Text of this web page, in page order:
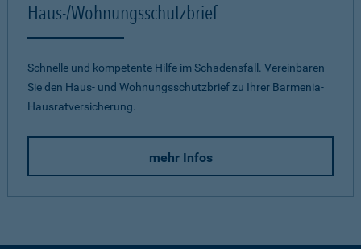
Haus-/Wohnungsschutzbrief
Schnelle und kompetente Hilfe im Schadensfall. Vereinbaren
Sie den Haus- und Wohnungsschutzbrief zu Ihrer Barmenia-
Hausratversicherung.
mehr Infos